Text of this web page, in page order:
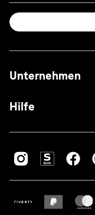
Unternehmen
Hilfe